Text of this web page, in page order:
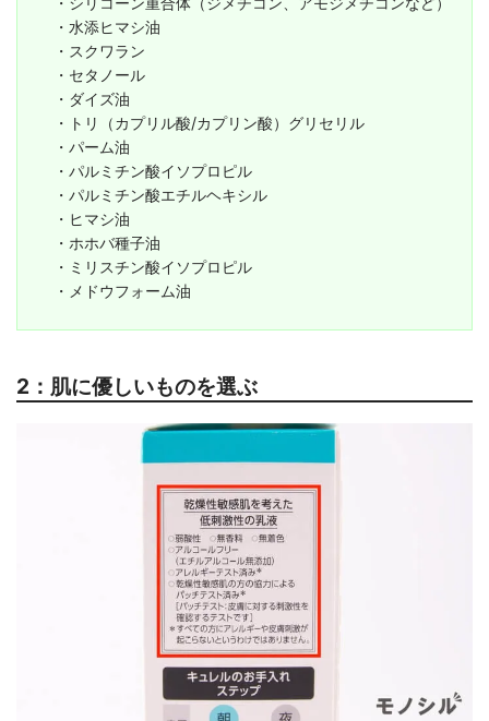
・水添ヒマシ油
・スクワラン
・セタノール
・ダイズ油
・トリ（カプリル酸/カプリン酸）グリセリル
・パーム油
・パルミチン酸イソプロピル
・パルミチン酸エチルヘキシル
・ヒマシ油
・ホホバ種子油
・ミリスチン酸イソプロピル
・メドウフォーム油
2：肌に優しいものを選ぶ